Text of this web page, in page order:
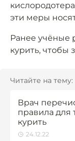
эти меры
Ранее учёные
курить, чтобы
Читайте на тему:
Врач
правила для
курить
24.12.22